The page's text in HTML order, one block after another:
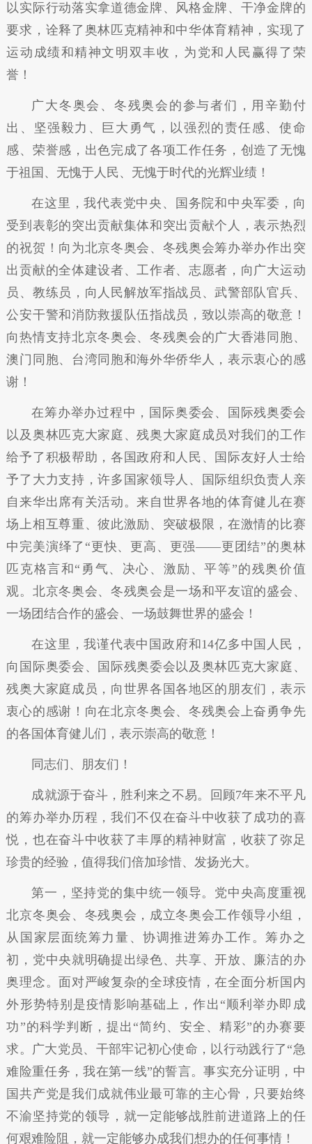
以实际行动落实拿道德金牌、风格金牌、干净金牌的
要求，诠释了奥林匹克精神和中华体育精神，实现了
运动成绩和精神文明双丰收，为党和人民赢得了荣
誉！
广大冬奥会、冬残奥会的参与者们，用辛勤付
出、坚强毅力、巨大勇气，以强烈的责任感、使命
感、荣誉感，出色完成了各项工作任务，创造了无愧
于祖国、无愧于人民、无愧于时代的光辉业绩！
在这里，我代表党中央、国务院和中央军委，向
受到表彰的突出贡献集体和突出贡献个人，表示热烈
的祝贺！向为北京冬奥会、冬残奥会筹办举办作出突
出贡献的全体建设者、工作者、志愿者，向广大运动
员、教练员，向人民解放军指战员、武警部队官兵、
公安干警和消防救援队伍指战员，致以崇高的敬意！
向热情支持北京冬奥会、冬残奥会的广大香港同胞、
澳门同胞、台湾同胞和海外华侨华人，表示衷心的感
谢！
在筹办举办过程中，国际奥委会、国际残奥委会
以及奥林匹克大家庭、残奥大家庭成员对我们的工作
给予了积极帮助，各国政府和人民、国际友好人士给
予了大力支持，许多国家领导人、国际组织负责人亲
自来华出席有关活动。来自世界各地的体育健儿在赛
场上相互尊重、彼此激励、突破极限，在激情的比赛
中完美演绎了“更快、更高、更强——更团结”的奥林
匹克格言和“勇气、决心、激励、平等”的残奥价值
观。北京冬奥会、冬残奥会是一场和平友谊的盛会、
一场团结合作的盛会、一场鼓舞世界的盛会！
在这里，我谨代表中国政府和14亿多中国人民，
向国际奥委会、国际残奥委会以及奥林匹克大家庭、
残奥大家庭成员，向世界各国各地区的朋友们，表示
衷心的感谢！向在北京冬奥会、冬残奥会上奋勇争先
的各国体育健儿们，表示崇高的敬意！
同志们、朋友们！
成就源于奋斗，胜利来之不易。回顾7年来不平凡
的筹办举办历程，我们不仅在奋斗中收获了成功的喜
悦，也在奋斗中收获了丰厚的精神财富，收获了弥足
珍贵的经验，值得我们倍加珍惜、发扬光大。
第一，坚持党的集中统一领导。党中央高度重视
北京冬奥会、冬残奥会，成立冬奥会工作领导小组，
从国家层面统筹力量、协调推进筹办工作。筹办之
初，党中央就明确提出绿色、共享、开放、廉洁的办
奥理念。面对严峻复杂的全球疫情，在全面分析国内
外形势特别是疫情影响基础上，作出“顺利举办即成
功”的科学判断，提出“简约、安全、精彩”的办赛要
求。广大党员、干部牢记初心使命，以行动践行了“急
难险重任务，我在第一线”的誓言。事实充分证明，中
国共产党是我们成就伟业最可靠的主心骨，只要始终
不渝坚持党的领导，就一定能够战胜前进道路上的任
何艰难险阻，就一定能够办成我们想办的任何事情！